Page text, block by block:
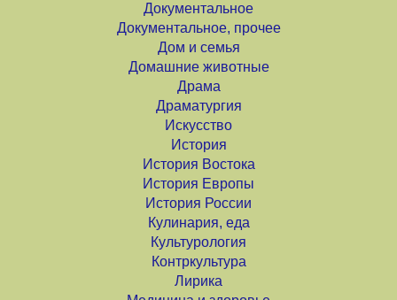
Документальное
Документальное, прочее
Дом и семья
Домашние животные
Драма
Драматургия
Искусство
История
История Востока
История Европы
История России
Кулинария, еда
Культурология
Контркультура
Лирика